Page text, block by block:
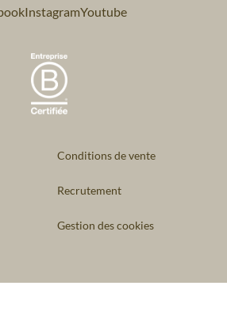
InstagramYoutube
Conditions de vente
Recrutement
Gestion des cookies